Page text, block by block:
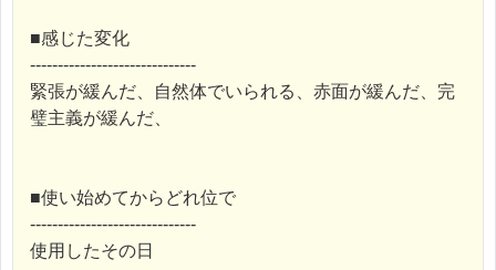
■感じた変化
------------------------------
緊張が緩んだ、自然体でいられる、赤面が緩んだ、完
璧主義が緩んだ、
■使い始めてからどれ位で
------------------------------
使用したその日